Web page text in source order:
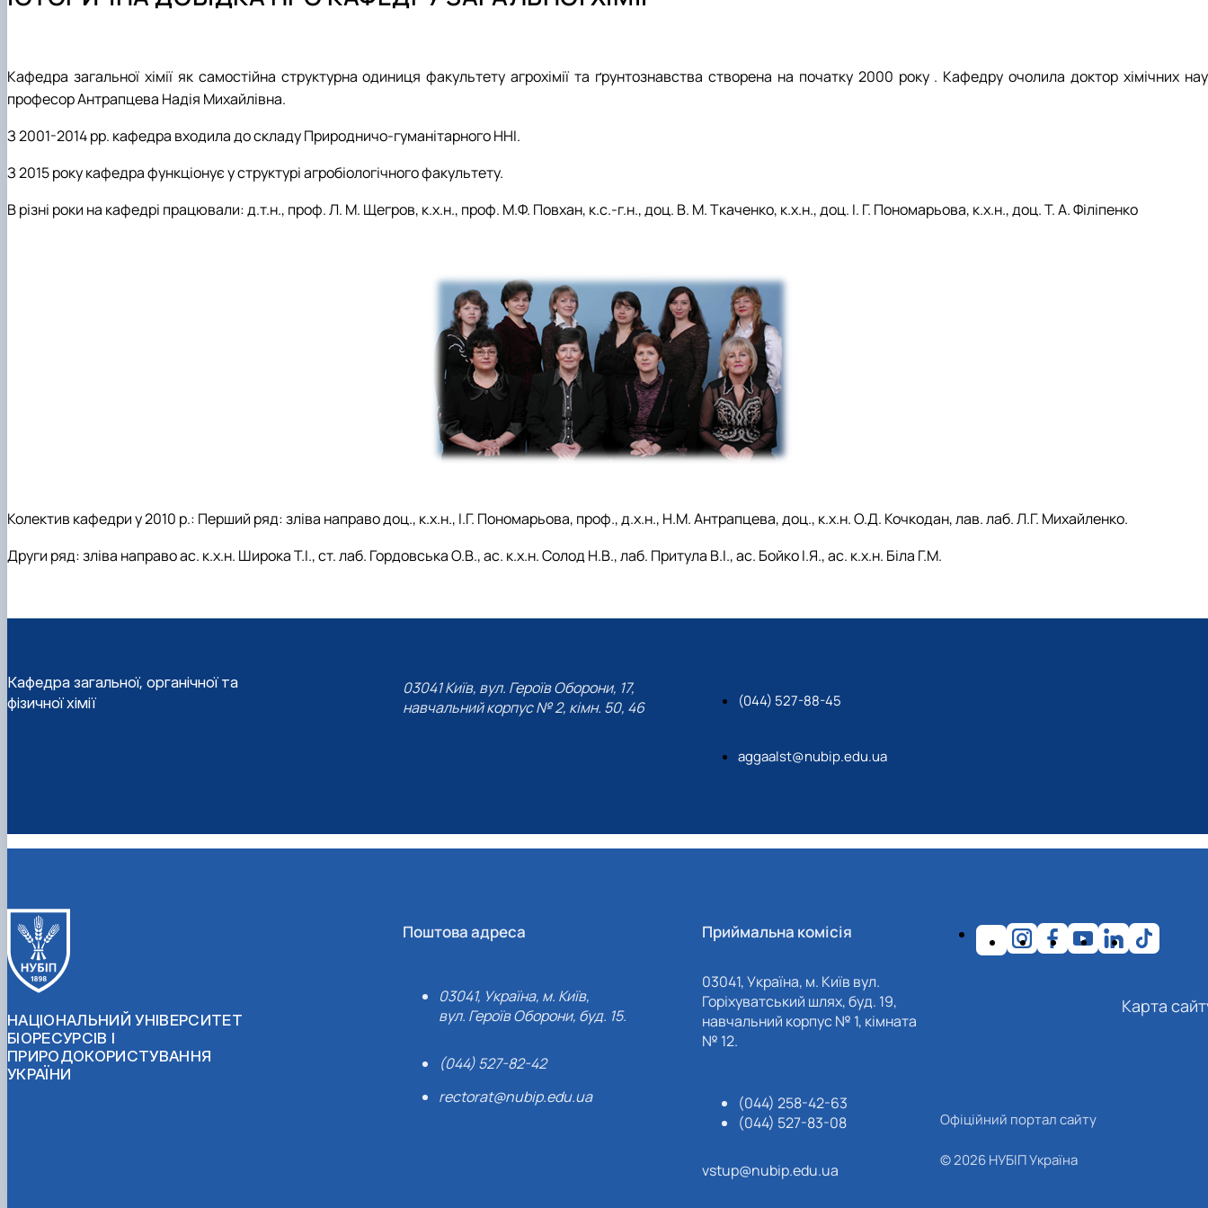
Структурні підрозділи кафедри
Навчальне стажування в Китаї
Студентський науковий гурток "Органічна та біоорганічна хімія"
Студентський науковий гурток "Органічна хімія в сільському господарстві"
Студентський науковий гурток "Антиоксиданти в харчовій промисловості"
Студентський науковий гурток «ЕКОЛАБОРАТОРІЯ: ХІМІЯ РОСЛИН»
Кафедра загальної хімії як самостійна структурна одиниця факультету агрохімії та ґрунтознавства створена на початку 2000 року . Кафедру очолила доктор хімічних
професор Антрапцева Надія Михайлівна.
З 2001-2014 рр. кафедра входила до складу Природничо-гуманітарного ННІ.
З 2015 року кафедра функціонує у структурі агробіологічного факультету.
В різні роки на кафедрі працювали: д.т.н., проф. Л. М. Щегров, к.х.н., проф. М.Ф. Повхан, к.с.-г.н., доц. В. М. Ткаченко, к.х.н., доц. І. Г. Пономарьова, к.х.н., доц. Т. А. Філіпенко
Колектив кафедри у 2010 р.: Перший ряд: зліва направо доц., к.х.н., І.Г. Пономарьова, проф., д.х.н., Н.М. Антрапцева, доц., к.х.н. О.Д. Кочкодан, лав. лаб. Л.Г. Михайленко.
Други ряд: зліва направо ас. к.х.н. Широка Т.І., ст. лаб. Гордовська О.В., ас. к.х.н. Солод Н.В., лаб. Притула В.І., ас. Бойко І.Я., ас. к.х.н. Біла Г.М.
Кафедра загальної, органічної та
фізичної хімії
03041 Київ, вул. Героїв Оборони, 17,
навчальний корпус № 2, кімн. 50, 46
(044) 527-88-45
aggaalst@nubip.edu.ua
НАЦІОНАЛЬНИЙ УНІВЕРСИТЕТ
БІОРЕСУРСІВ І
ПРИРОДОКОРИСТУВАННЯ
УКРАЇНИ
Поштова адреса
03041, Україна, м. Київ,
вул. Героїв Оборони, буд. 15.
(044) 527-82-42
rectorat@nubip.edu.ua
Приймальна комісія
03041, Україна, м. Київ вул.
Горіхуватський шлях, буд. 19,
навчальний корпус № 1, кімната
№ 12.
(044) 258-42-63
(044) 527-83-08
vstup@nubip.edu.ua
Карта
Офіційний портал сайту
© 2026 НУБІП Україна